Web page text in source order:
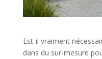
Est-il vraiment
dans du sur-mesure